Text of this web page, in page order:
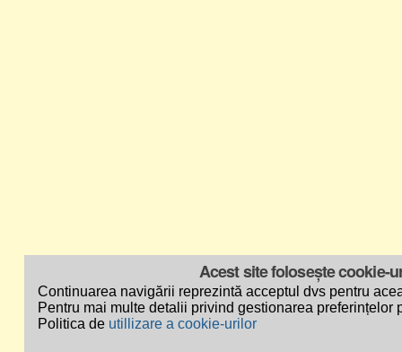
Acest site folosește cookie-
Continuarea navigării reprezintă acceptul dvs pentru
Pentru mai multe detalii privind gestionarea preferințelor
Politica de utillizare a cookie-urilor